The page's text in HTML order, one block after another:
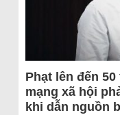
Phạt lên đến
mạng xã hội
khi dẫn nguồn